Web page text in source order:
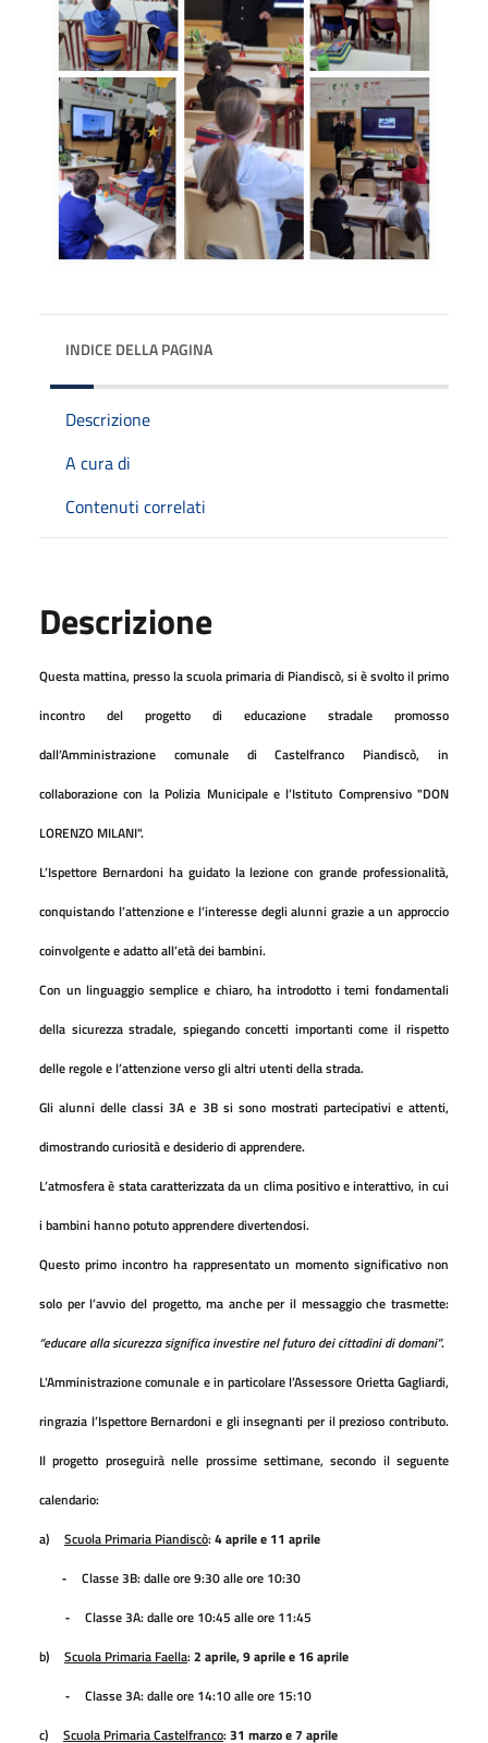
INDICE DELLA PAGINA
Descrizione
A cura di
Contenuti correlati
Descrizione
Questa mattina, presso la scuola primaria di Piandiscò, si è svolto il primo
incontro del progetto di educazione stradale promosso
dall’Amministrazione comunale di Castelfranco Piandiscò, in
collaborazione con la Polizia Municipale e l’Istituto Comprensivo "DON
LORENZO MILANI".
L’Ispettore Bernardoni ha guidato la lezione con grande professionalità,
conquistando l’attenzione e l’interesse degli alunni grazie a un approccio
coinvolgente e adatto all’età dei bambini.
Con un linguaggio semplice e chiaro, ha introdotto i temi fondamentali
della sicurezza stradale, spiegando concetti importanti come il rispetto
delle regole e l’attenzione verso gli altri utenti della strada.
Gli alunni delle classi 3A e 3B si sono mostrati partecipativi e attenti,
dimostrando curiosità e desiderio di apprendere.
L’atmosfera è stata caratterizzata da un clima positivo e interattivo, in cui
i bambini hanno potuto apprendere divertendosi.
Questo primo incontro ha rappresentato un momento significativo non
solo per l’avvio del progetto, ma anche per il messaggio che trasmette:
“educare alla sicurezza significa investire nel futuro dei cittadini di domani”.
L’Amministrazione comunale e in particolare l’Assessore Orietta Gagliardi,
ringrazia l’Ispettore Bernardoni e gli insegnanti per il prezioso contributo.
Il progetto proseguirà nelle prossime settimane, secondo il seguente
calendario:
a)
Scuola Primaria Piandiscò:4 aprile e 11 aprile
- Classe 3B: dalle ore 9:30 alle ore 10:30
-
Classe 3A: dalle ore 10:45 alle ore 11:45
b)
Scuola Primaria Faella:2 aprile, 9 aprile e 16 aprile
-
Classe 3A: dalle ore 14:10 alle ore 15:10
c)
Scuola Primaria Castelfranco:31 marzo e 7 aprile